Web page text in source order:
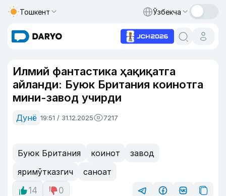
Тошкент Ўзбекча
Илмий фантастика ҳақиқатга
айланди: Буюк Британия коинотга
мини-завод учирди
Дунё 19:51 / 31.12.2025 7217
Буюк Британия коинот
завод
яримўтказгич
саноат
14
0